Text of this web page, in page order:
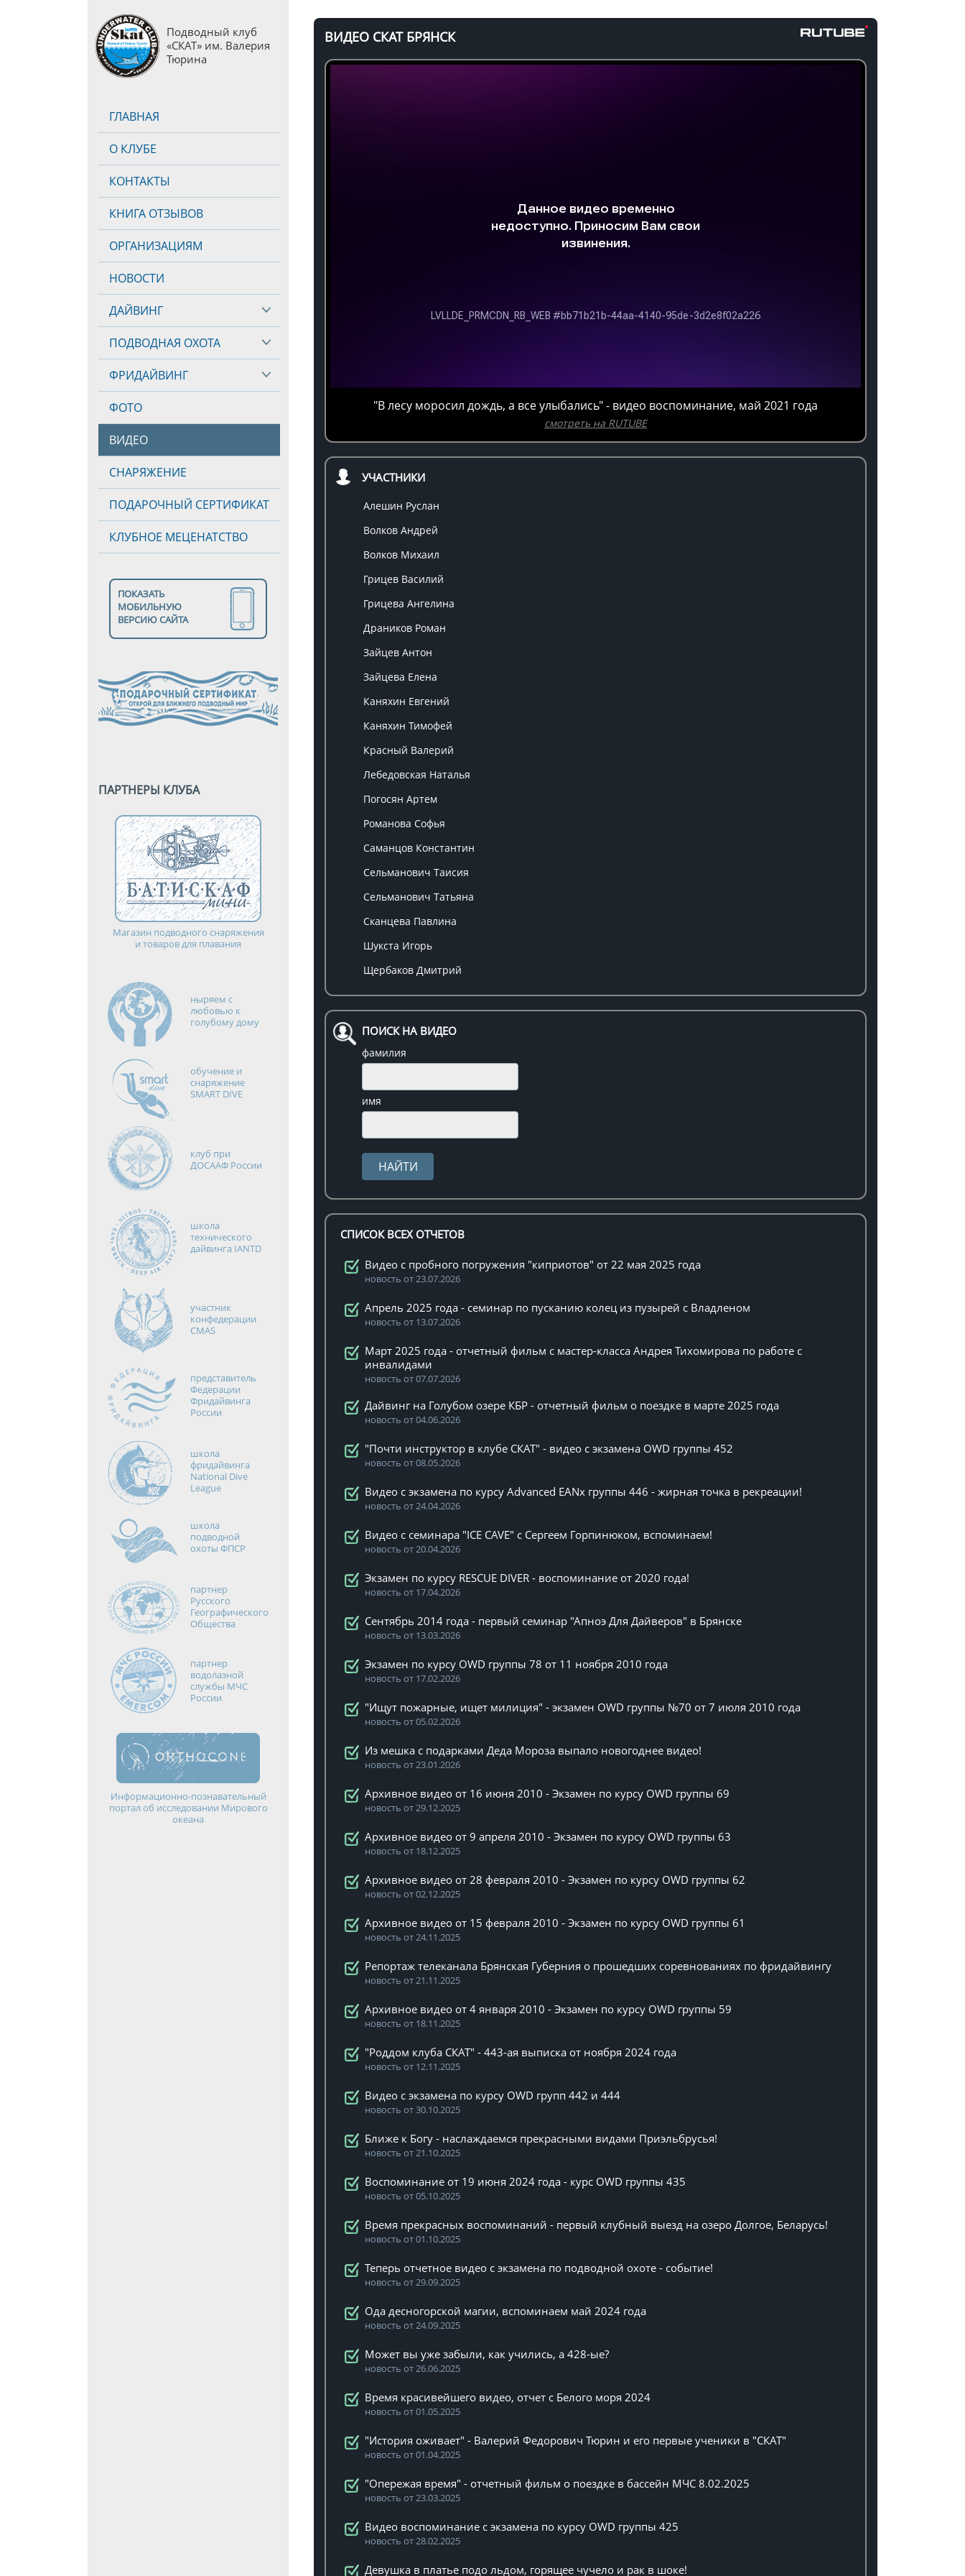
Подводный клуб
«СКАТ» им. Валерия
Тюрина
ГЛАВНАЯ
О КЛУБЕ
КОНТАКТЫ
КНИГА ОТЗЫВОВ
ОРГАНИЗАЦИЯМ
НОВОСТИ
ДАЙВИНГ
ПОДВОДНАЯ ОХОТА
ФРИДАЙВИНГ
ФОТО
ВИДЕО
СНАРЯЖЕНИЕ
ПОДАРОЧНЫЙ СЕРТИФИКАТ
КЛУБНОЕ МЕЦЕНАТСТВО
ПОКАЗАТЬ
МОБИЛЬНУЮ
ВЕРСИЮ САЙТА
ПАРТНЕРЫ КЛУБА
Магазин подводного снаряжения
и товаров для плавания
ныряем с
любовью к
голубому дому
обучение и
снаряжение
SMART DIVE
клуб при
ДОСААФ России
школа
технического
дайвинга IANTD
участник
конфедерации
CMAS
представитель
Федерации
Фридайвинга
России
школа
фридайвинга
National Dive
League
школа
подводной
охоты ФПСР
партнер
Русского
Географического
Общества
партнер
водолазной
службы МЧС
России
Информационно-познавательный
портал об исследовании Мирового
океана
ВИДЕО СКАТ БРЯНСК
"В лесу моросил дождь, а все улыбались" - видео воспоминание, май 2021 года
смотреть на RUTUBE
УЧАСТНИКИ
Алешин Руслан
Волков Андрей
Волков Михаил
Грицев Василий
Грицева Ангелина
Драников Роман
Зайцев Антон
Зайцева Елена
Каняхин Евгений
Каняхин Тимофей
Красный Валерий
Лебедовская Наталья
Погосян Артем
Романова Софья
Саманцов Константин
Сельманович Таисия
Сельманович Татьяна
Сканцева Павлина
Шукста Игорь
Щербаков Дмитрий
ПОИСК НА ВИДЕО
фамилия
имя
СПИСОК ВСЕХ ОТЧЕТОВ
Видео с пробного погружения "киприотов" от 22 мая 2025 года
новость от 23.07.2026
Апрель 2025 года - семинар по пусканию колец из пузырей с Владленом
новость от 13.07.2026
Март 2025 года - отчетный фильм с мастер-класса Андрея Тихомирова по работе с
инвалидами
новость от 07.07.2026
Дайвинг на Голубом озере КБР - отчетный фильм о поездке в марте 2025 года
новость от 04.06.2026
"Почти инструктор в клубе СКАТ" - видео с экзамена OWD группы 452
новость от 08.05.2026
Видео с экзамена по курсу Advanced EANx группы 446 - жирная точка в рекреации!
новость от 24.04.2026
Видео с семинара "ICE CAVE" с Сергеем Горпинюком, вспоминаем!
новость от 20.04.2026
Экзамен по курсу RESCUE DIVER - воспоминание от 2020 года!
новость от 17.04.2026
Сентябрь 2014 года - первый семинар "Апноэ Для Дайверов" в Брянске
новость от 13.03.2026
Экзамен по курсу OWD группы 78 от 11 ноября 2010 года
новость от 17.02.2026
"Ищут пожарные, ищет милиция" - экзамен OWD группы №70 от 7 июля 2010 года
новость от 05.02.2026
Из мешка с подарками Деда Мороза выпало новогоднее видео!
новость от 23.01.2026
Архивное видео от 16 июня 2010 - Экзамен по курсу OWD группы 69
новость от 29.12.2025
Архивное видео от 9 апреля 2010 - Экзамен по курсу OWD группы 63
новость от 18.12.2025
Архивное видео от 28 февраля 2010 - Экзамен по курсу OWD группы 62
новость от 02.12.2025
Архивное видео от 15 февраля 2010 - Экзамен по курсу OWD группы 61
новость от 24.11.2025
Репортаж телеканала Брянская Губерния о прошедших соревнованиях по фридайвингу
новость от 21.11.2025
Архивное видео от 4 января 2010 - Экзамен по курсу OWD группы 59
новость от 18.11.2025
"Роддом клуба СКАТ" - 443-ая выписка от ноября 2024 года
новость от 12.11.2025
Видео с экзамена по курсу OWD групп 442 и 444
новость от 30.10.2025
Ближе к Богу - наслаждаемся прекрасными видами Приэльбрусья!
новость от 21.10.2025
Воспоминание от 19 июня 2024 года - курс OWD группы 435
новость от 05.10.2025
Время прекрасных воспоминаний - первый клубный выезд на озеро Долгое, Беларусь!
новость от 01.10.2025
Теперь отчетное видео с экзамена по подводной охоте - событие!
новость от 29.09.2025
Ода десногорской магии, вспоминаем май 2024 года
новость от 24.09.2025
Может вы уже забыли, как учились, а 428-ые?
новость от 26.06.2025
Время красивейшего видео, отчет с Белого моря 2024
новость от 01.05.2025
"История оживает" - Валерий Федорович Тюрин и его первые ученики в "СКАТ"
новость от 01.04.2025
"Опережая время" - отчетный фильм о поездке в бассейн МЧС 8.02.2025
новость от 23.03.2025
Видео воспоминание с экзамена по курсу OWD группы 425
новость от 28.02.2025
Девушка в платье подо льдом, горящее чучело и рак в шоке!